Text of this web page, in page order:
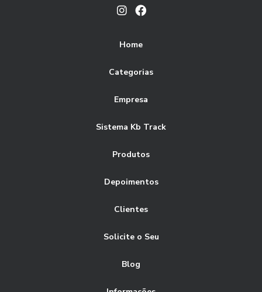
Home
Categorias
Empresa
Sistema Kb Track
Produtos
Depoimentos
Clientes
Solicite o Seu
Blog